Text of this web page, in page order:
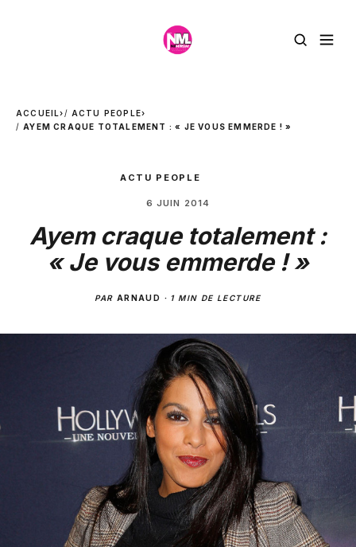
ACCUEIL› ACTU PEOPLE›
AYEM CRAQUE TOTALEMENT : « JE VOUS EMMERDE ! »
ACTU PEOPLE
6 JUIN 2014
Ayem craque totalement :
« Je vous emmerde ! »
PAR ARNAUD · 1 MIN DE LECTURE